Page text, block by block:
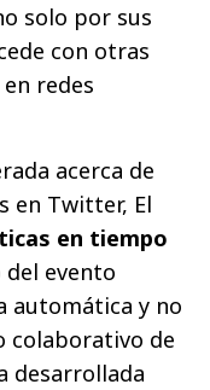
solo por sus
con otras
redes
acerca de
en Twitter, El
en tiempo
evento
automática y no
colaborativo de
desarrollada